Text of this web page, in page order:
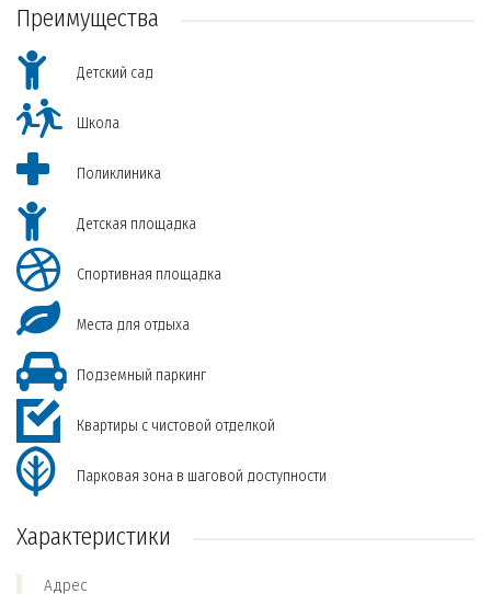
Преимущества
Детский сад
Школа
Поликлиника
Детская площадка
Спортивная площадка
Места для отдыха
Подземный паркинг
Квартиры с чистовой отделкой
Парковая зона в шаговой доступности
Характеристики
Адрес